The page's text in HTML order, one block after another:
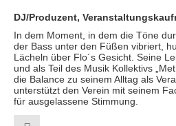
DJ/Produzent,
In dem Moment, in dem die Töne
der Bass unter den Füßen vibriert,
Lächeln über Flo´s Gesicht. Seine
und als Teil des Musik Kollektivs
die Balance zu seinem Alltag als
unterstützt den Verein mit seinem
für ausgelassene Stimmung.